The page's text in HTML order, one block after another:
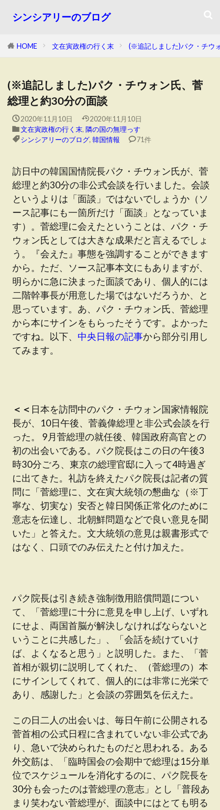
シンシアリーのブログ
HOME 文在寅政権の行く末 (※追記しました)パク・チウ
(※追記しました)パク・チウォン氏、菅
総理と約30分の面談
2020年11月10日
2020年11月10日
文在寅政権の行く末, 隣の国の無理っす
シンシアリーのブログ, 韓国情報 71件
訪日中の韓国国情院長パク・チウォン氏が、菅
総理と約30分の非公式会談を行いました。会談
というよりは「面談」ではないでしょうか（ソ
ース記事にも一箇所だけ「面談」となっていま
す）。菅総理に会えたということは、パク・チ
ウォン氏としては大きな成果だと言えるでしょ
う。『会えた』事態を強調することができます
から。ただ、ソース記事本文にもありますが、
明らかに急に決まった面談であり、個人的には
二階幹事長が用意した場ではないだろうか、と
思っています。あ、パク・チウォン氏、菅総理
から本にサインをもらったそうです。よかった
ですね。以下、 中央日報の記事から部分引用し
てみます。
＜＜ 日本を訪問中のパク・チウォン国家情報院
長が、10日午後、菅義偉総理と非公式会談を行
った。 9月菅総理の就任後、韓国政府高官との
初の出会いである。パク院長はこの日の午後3
時30分ごろ、東京の総理官邸に入って4時過ぎ
に出てきた。礼訪を終えたパク院長は記者の質
問に「菅総理に、文在寅大統領の懇曲な（※丁
寧な、切実な）安否と韓日関係正常化のために
意志を伝達し、北朝鮮問題などで良い意見を聞
いた」と答えた。文大統領の意見は親書形式で
はなく、口頭でのみ伝えたと付け加えた。
パク院長は引き続き強制徴用賠償問題につい
て、「菅総理に十分に意見を申し上げ、いずれ
にせよ、両国首脳が解決しなければならないと
いうことに共感した」、「会話を続けていけ
ば、よくなると思う」と説明した。また、「菅
首相が親切に説明してくれた、（菅総理の）本
にサインしてくれて、個人的には非常に光栄で
あり、感謝した」と会談の雰囲気を伝えた。
この日二人の出会いは、毎日午前に公開される
菅首相の公式日程に含まれていない非公式であ
り、急いで決められたものだと思われる。ある
外交筋は、「臨時国会の会期中で総理は15分単
位でスケジュールを消化するのに、パク院長を
30分も会ったのは菅総理の意志」とし「普段あ
まり笑わない菅総理が、面談中にはとても明る